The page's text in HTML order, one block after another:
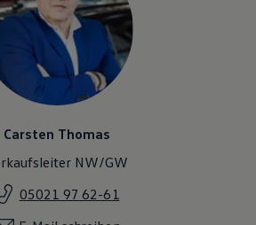
Carsten Thomas
NW/GW
05021 97 62-61